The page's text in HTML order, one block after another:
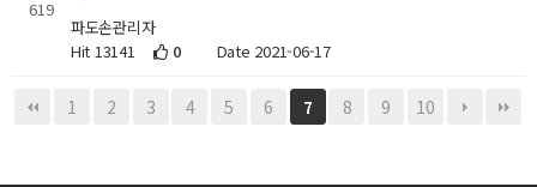
619
파도손관리자
Hit 13141
0 Date 2021-06-17
1 2 3 4 5 6 7 8 9 10